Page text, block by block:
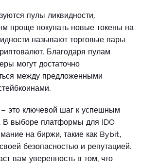
пулы ликвидности,
проще покупать новые токены на
называют торговые пары
Благодаря пулам
могут достаточно
между предложенными
это ключевой шаг к успешным
В выборе платформы для IDO
на биржи, такие как Bybit,
безопасностью и репутацией.
вам уверенность в том, что